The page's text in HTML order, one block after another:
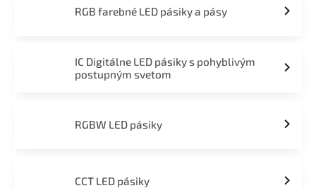
RGB farebné LED pásiky a pásy
IC Digitálne LED pásiky s pohyblivým
postupným svetom
RGBW LED pásiky
CCT LED pásiky